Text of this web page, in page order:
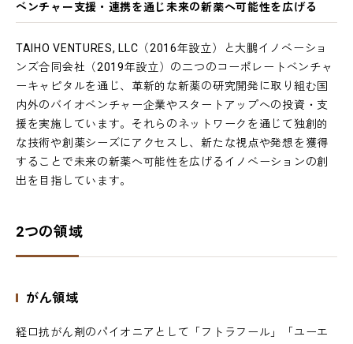
ベンチャー支援・連携を通じ未来の新薬へ可能性を広げる
TAIHO VENTURES, LLC（2016年設立）と大鵬イノベーショ
ンズ合同会社（2019年設立）の二つのコーポレートベンチャ
ーキャピタルを通じ、革新的な新薬の研究開発に取り組む国
内外のバイオベンチャー企業やスタートアップへの投資・支
援を実施しています。それらのネットワークを通じて独創的
な技術や創薬シーズにアクセスし、新たな視点や発想を獲得
することで未来の新薬へ可能性を広げるイノベーションの創
出を目指しています。
2つの領域
がん領域
経口抗がん剤のパイオニアとして「フトラフール」「ユーエ